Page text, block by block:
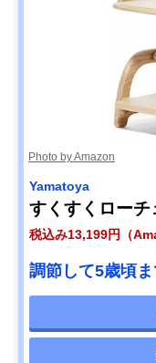
Photo by Amazon
Yamatoya
すくすくローチ
税込み13,199円（
調節して5歳頃